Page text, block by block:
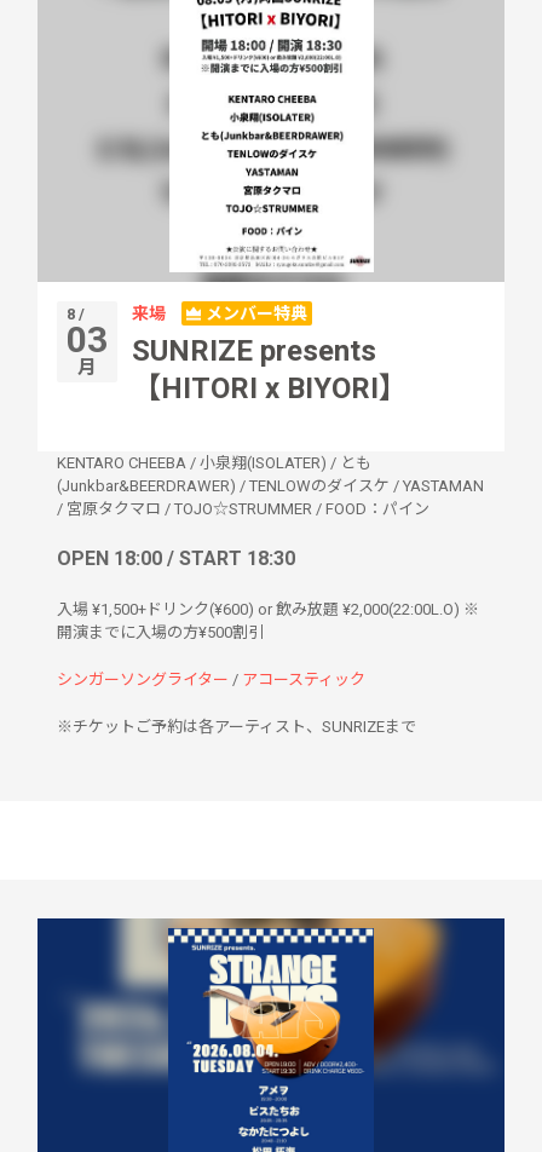
8 /
03
月
来場 メンバー特典
SUNRIZE presents
【HITORI x BIYORI】
KENTARO CHEEBA / 小泉翔(ISOLATER) / とも
(Junkbar&BEERDRAWER) / TENLOWのダイスケ / YASTAMAN
/ 宮原タクマロ / TOJO☆STRUMMER / FOOD：パイン
OPEN 18:00 / START 18:30
入場 ¥1,500+ドリンク(¥600) or 飲み放題 ¥2,000(22:00L.O) ※
開演までに入場の方¥500割引
シンガーソングライター / アコースティック
※チケットご予約は各アーティスト、SUNRIZEまで